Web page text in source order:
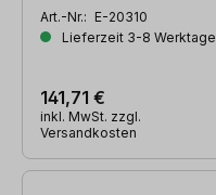
Art.-Nr.: E-20310
Lieferzeit 3-8 Werktage
141,71 €
inkl. MwSt. zzgl.
Versandkosten